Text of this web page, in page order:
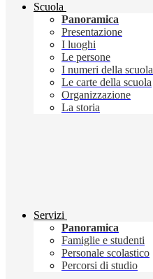
Scuola
Panoramica
Presentazione
I luoghi
Le persone
I numeri della scuola
Le carte della scuola
Organizzazione
La storia
Servizi
Panoramica
Famiglie e studenti
Personale scolastico
Percorsi di studio